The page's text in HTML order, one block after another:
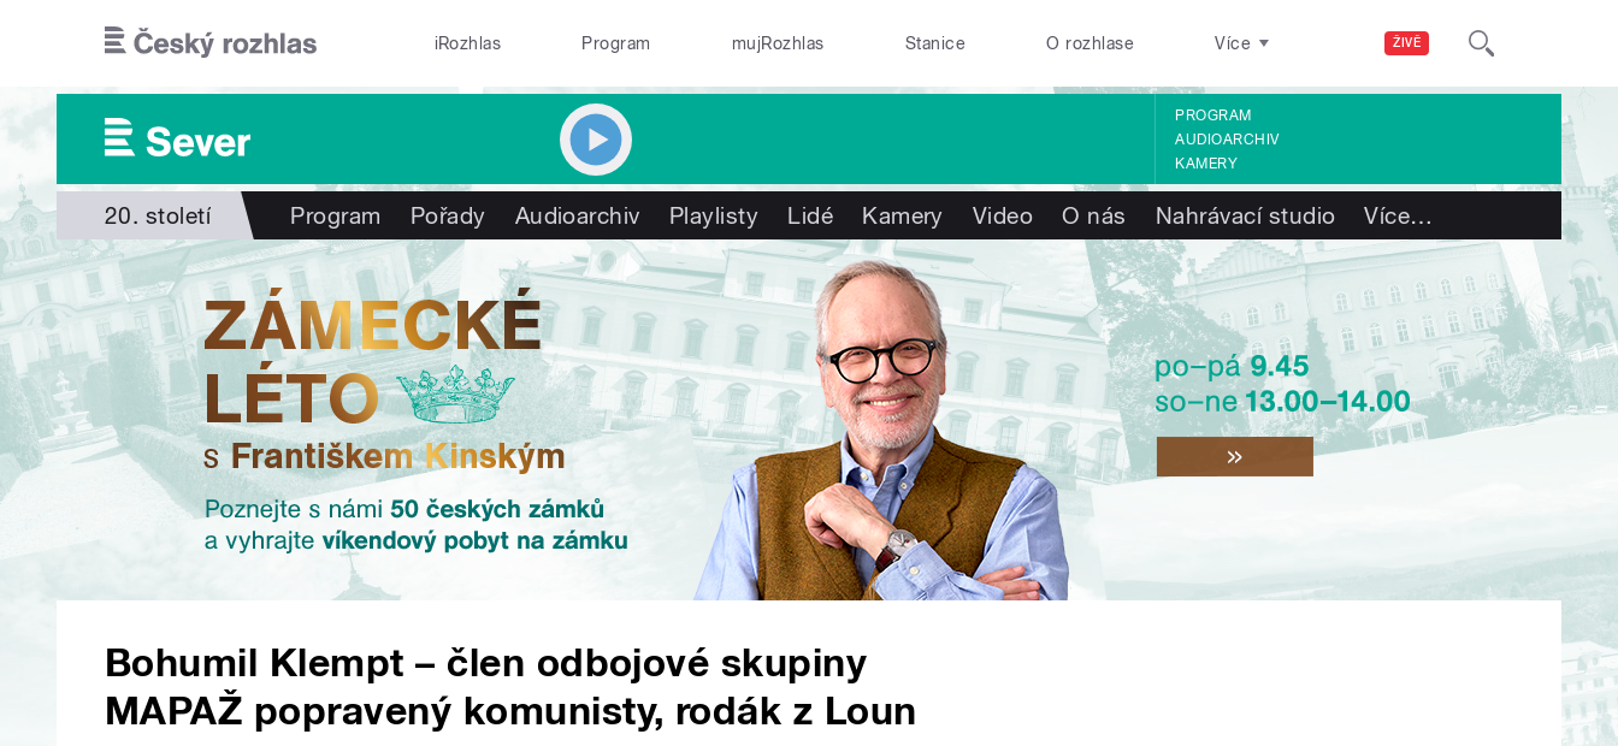
ŽIVĚ
iRozhlas Program mujRozhlas Stanice O rozhlase Více
PROGRAM
AUDIOARCHIV
KAMERY
20. století Program Pořady Audioarchiv Playlisty Lidé Kamery Video O nás Nahrávací studio Více…
Bohumil Klempt – člen odbojové skupiny
MAPAŽ popravený komunisty, rodák z Loun